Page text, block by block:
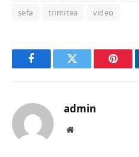
șefa
trimitea video
FacebookTwitter
admin
Website